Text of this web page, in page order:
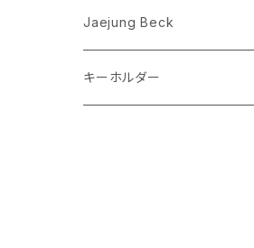
ポメラニアン
コーギー
トリ
おぱんちゅうさぎ/んぽちゃむ
Jaejung Beck
キーホルダー